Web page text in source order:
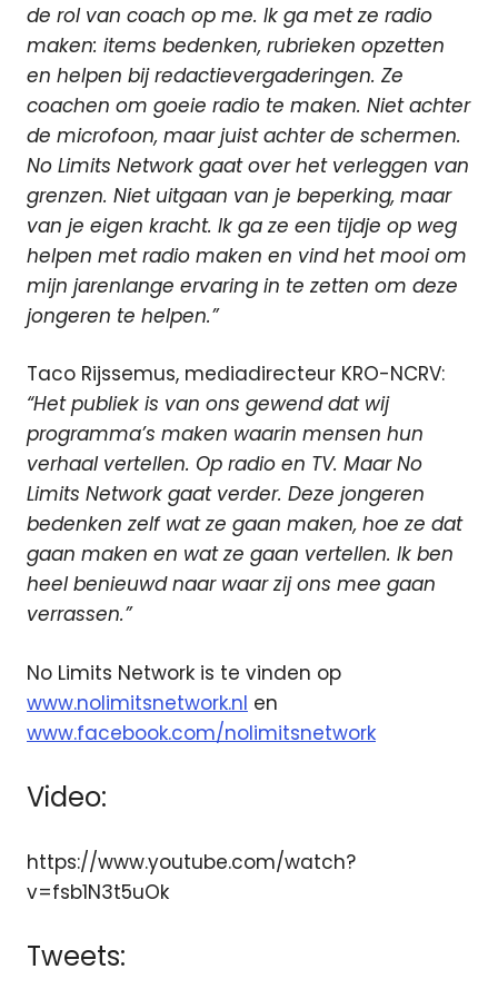
de rol van coach op me. Ik ga met ze radio
maken: items bedenken, rubrieken opzetten
en helpen bij redactievergaderingen. Ze
coachen om goeie radio te maken. Niet achter
de microfoon, maar juist achter de schermen.
No Limits Network gaat over het verleggen van
grenzen. Niet uitgaan van je beperking, maar
van je eigen kracht. Ik ga ze een tijdje op weg
helpen met radio maken en vind het mooi om
mijn jarenlange ervaring in te zetten om deze
jongeren te helpen.”
Taco Rijssemus, mediadirecteur KRO-NCRV:
“Het publiek is van ons gewend dat wij
programma’s maken waarin mensen hun
verhaal vertellen. Op radio en TV. Maar No
Limits Network gaat verder. Deze jongeren
bedenken zelf wat ze gaan maken, hoe ze dat
gaan maken en wat ze gaan vertellen. Ik ben
heel benieuwd naar waar zij ons mee gaan
verrassen.”
No Limits Network is te vinden op
www.nolimitsnetwork.nl en
www.facebook.com/nolimitsnetwork
Video:
https://www.youtube.com/watch?
v=fsb1N3t5uOk
Tweets: